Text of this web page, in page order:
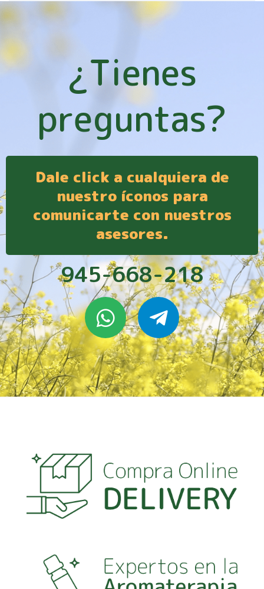
¿Tienes
preguntas?
Dale click a cualquiera de
nuestro íconos para
comunicarte con nuestros
asesores.
945-668-218